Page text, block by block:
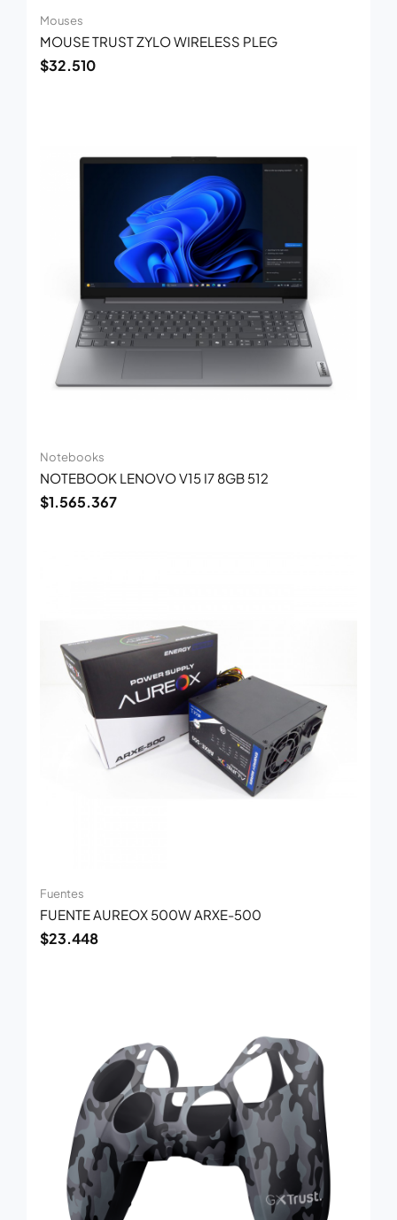
Mouses
MOUSE TRUST ZYLO WIRELESS PLEG
$32.510
Notebooks
NOTEBOOK LENOVO V15 I7 8GB 512
$1.565.367
Fuentes
FUENTE AUREOX 500W ARXE-500
$23.448